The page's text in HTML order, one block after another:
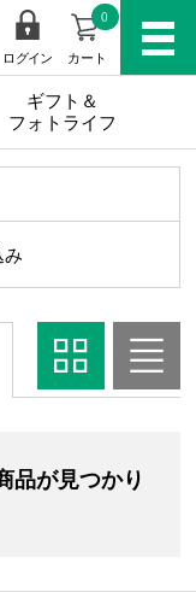
ログイン カート
0
ギフト＆
フォトライフ
み
品が見つかり